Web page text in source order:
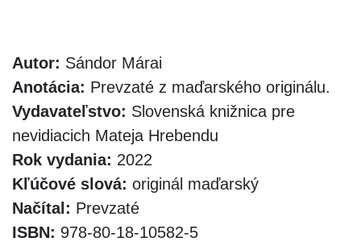
Autor: Sándor Márai
Anotácia: Prevzaté z maďarského originálu.
Vydavateľstvo: Slovenská knižnica pre
nevidiacich Mateja Hrebendu
Rok vydania: 2022
Kľúčové slová: originál maďarský
Načítal: Prevzaté
ISBN: 978-80-18-10582-5